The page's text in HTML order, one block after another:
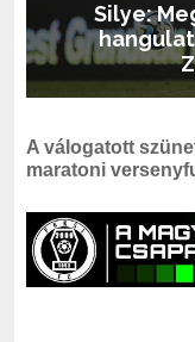
Silye:
A válogatott
maratoni